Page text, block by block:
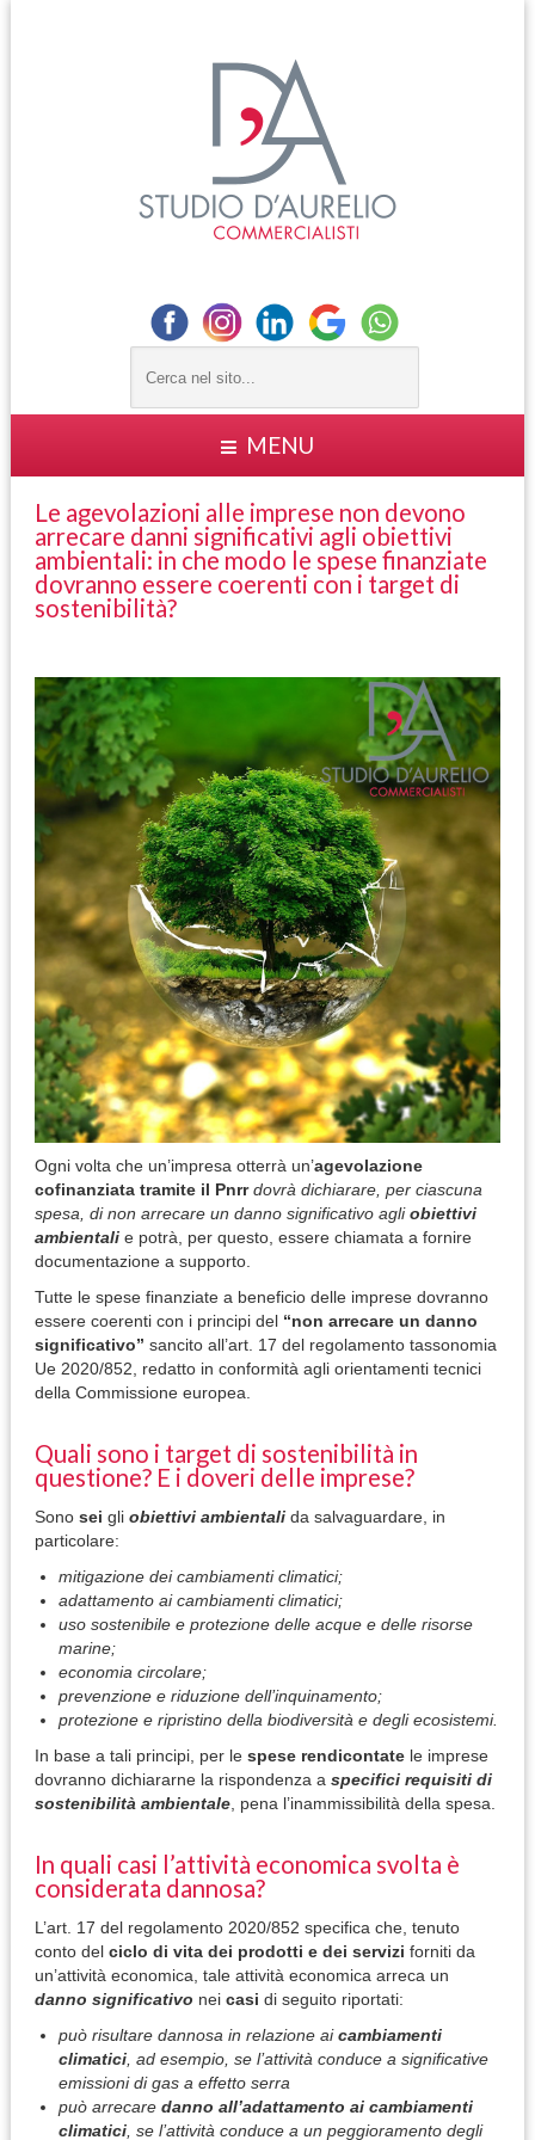
MENU
Le agevolazioni alle imprese non devono
arrecare danni significativi agli obiettivi
ambientali: in che modo le spese finanziate
dovranno essere coerenti con i target di
sostenibilità?
Ogni volta che un’impresa otterrà un’agevolazione
cofinanziata tramite il Pnrr dovrà dichiarare, per ciascuna
spesa, di non arrecare un danno significativo agli obiettivi
ambientalie potrà, per questo, essere chiamata a fornire
documentazione a supporto.
Tutte le spese finanziate a beneficio delle imprese dovranno
essere coerenti con i principi del “non arrecare un danno
significativo” sancito all’art. 17 del regolamento tassonomia
Ue 2020/852, redatto in conformità agli orientamenti tecnici
della Commissione europea.
Quali sono i target di sostenibilità in
questione? E i doveri delle imprese?
Sono sei gli obiettivi ambientalida salvaguardare, in
particolare:
mitigazione dei cambiamenti climatici;
adattamento ai cambiamenti climatici;
uso sostenibile e protezione delle acque e delle risorse
marine;
economia circolare;
prevenzione e riduzione dell’inquinamento;
protezione e ripristino della biodiversità e degli ecosistemi.
In base a tali principi, per le spese rendicontatele imprese
dovranno dichiararne la rispondenza a specifici requisiti di
sostenibilità ambientale, pena l’inammissibilità della spesa.
In quali casi l’attività economica svolta è
considerata dannosa?
L’art. 17 del regolamento 2020/852 specifica che, tenuto
conto del ciclo di vita dei prodotti e dei servizi forniti da
un’attività economica, tale attività economica arreca un
danno significativo nei casi di seguito riportati:
può risultare dannosa in relazione ai cambiamenti
climatici, ad esempio, se l’attività conduce a significative
emissioni di gas a effetto serra
può arrecare danno all’adattamento ai cambiamenti
climatici, se l’attività conduce a un peggioramento degli